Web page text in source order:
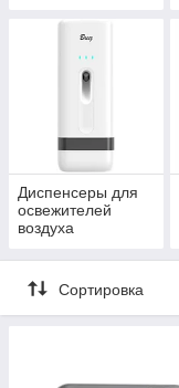
Диспенсеры для
освежителей
воздуха
Сортировка